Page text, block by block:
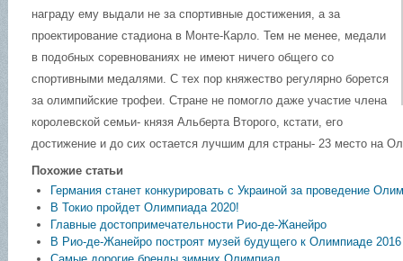
награду ему выдали не за спортивные достижения, а за
проектирование стадиона в Монте-Карло. Тем не менее, медали
в подобных соревнованиях не имеют ничего общего со
спортивными медалями. С тех пор княжество регулярно борется
за олимпийские трофеи. Стране не помогло даже участие члена
королевской семьи- князя Альберта Второго, кстати, его
достижение и до сих остается лучшим для страны- 23 место на
Похожие статьи
Германия станет конкурировать с Украиной за проведение
В Токио пройдет Олимпиада 2020!
Главные достопримечательности Рио-де-Жанейро
В Рио-де-Жанейро построят музей будущего к Олимпиаде 2016